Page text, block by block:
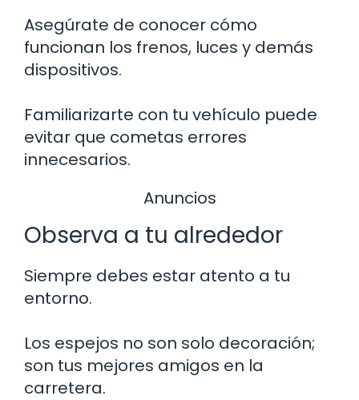
Asegúrate de conocer cómo
funcionan los frenos, luces y demás
dispositivos.
Familiarizarte con tu vehículo puede
evitar que cometas errores
innecesarios.
Anuncios
Observa a tu alrededor
Siempre debes estar atento a tu
entorno.
Los espejos no son solo decoración;
son tus mejores amigos en la
carretera.